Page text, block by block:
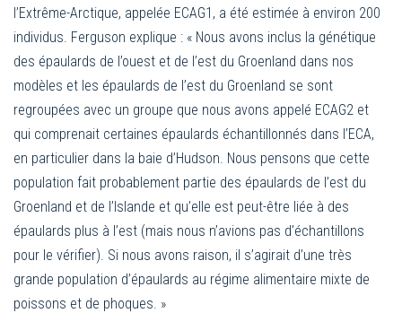
l’Extrême-Arctique, appelée ECAG1, a été estimée à environ 200
individus. Ferguson explique : « Nous avons inclus la génétique
des épaulards de l’ouest et de l’est du Groenland dans nos
modèles et les épaulards de l’est du Groenland se sont
regroupées avec un groupe que nous avons appelé ECAG2 et
qui comprenait certaines épaulards échantillonnés dans l’ECA,
en particulier dans la baie d’Hudson. Nous pensons que cette
population fait probablement partie des épaulards de l’est du
Groenland et de l’Islande et qu’elle est peut-être liée à des
épaulards plus à l’est (mais nous n’avions pas d’échantillons
pour le vérifier). Si nous avons raison, il s’agirait d’une très
grande population d’épaulards au régime alimentaire mixte de
poissons et de phoques. »